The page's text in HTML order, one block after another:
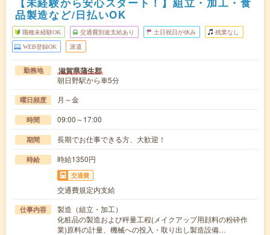
品製造など/日払いOK
職種未経験OK 交通費別途支給あり 土日祝日が休み 残業なし
WEB登録OK 派遣
勤務地 滋賀県蒲生郡
朝日野駅から車5分
曜日頻度 月～金
時間 09:00～17:00
期間 長期でお仕事できる方、大歓迎！
時給 時給1350円
交通費
交通費規定内支給
仕事内容
製造（組立・加工）
化粧品の製造および秤量工程(メイクアップ用顔料の粉砕作
業)原料の計量、機械への投入・取り出し製造設備…